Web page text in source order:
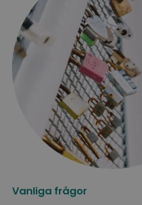
Vanliga frågor